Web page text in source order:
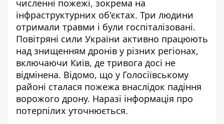
численні пожежі, зокрема на
інфраструктурних об'єктах. Три людини
отримали травми і були госпіталізовані.
Повітряні сили України активно працюють
над знищенням дронів у різних регіонах,
включаючи Київ, де тривога досі не
відмінена. Відомо, що у Голосіївському
районі сталася пожежа внаслідок падіння
ворожого дрону. Наразі інформація про
потерпілих уточнюється.